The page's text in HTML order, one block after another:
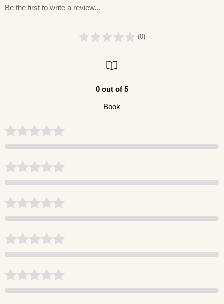
Be the first to write a review...
(0)
0 out of 5
Book